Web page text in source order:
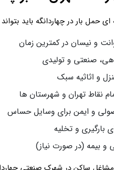
حمل بار در چهاردانگه باید
و نیسان در کمترین زمان
صنعتی و تولیدی
و اثاثیه سبک
نقاط تهران و شهرستان ها
و ایمن برای وسایل حساس
بارگیری و تخلیه
و بیمه (در صورت نیاز)